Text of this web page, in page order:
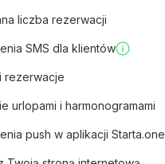
liczba rezerwacji
SMS dla klientów
rezerwacje
urlopami i harmonogramami
push w aplikacji Starta.one